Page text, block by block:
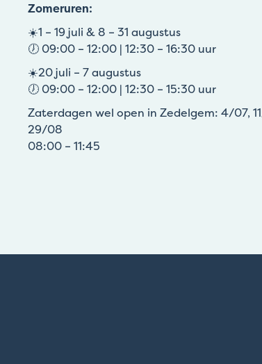
Zomeruren:
☀️1 – 19 juli & 8 – 31 augustus
🕖 09:00 – 12:00 | 12:30 – 16:30 uur
☀️20 juli – 7 augustus
🕖 09:00 – 12:00 | 12:30 – 15:30 uur
Zaterdagen wel open in Zedelgem: 4/07,
29/08
08:00 – 11:45